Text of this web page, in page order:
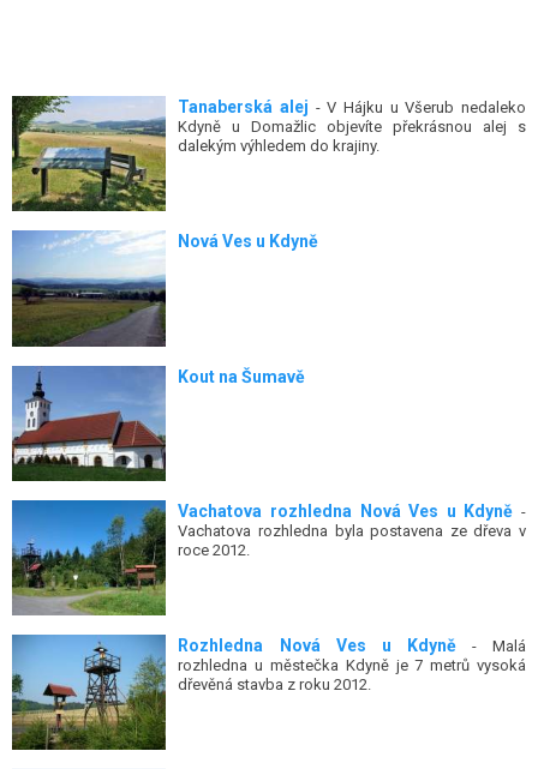
Tanaberská alej - V Hájku u Všerub nedaleko
Kdyně u Domažlic objevíte překrásnou alej s
dalekým výhledem do krajiny.
Nová Ves u Kdyně
Kout na Šumavě
Vachatova rozhledna Nová Ves u Kdyně -
Vachatova rozhledna byla postavena ze dřeva v
roce 2012.
Rozhledna Nová Ves u Kdyně- Malá
rozhledna u městečka Kdyně je 7 metrů vysoká
dřevěná stavba z roku 2012.